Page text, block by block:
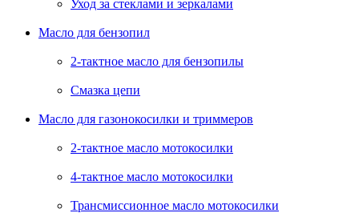
Уход за стеклами и зеркалами
Масло для бензопил
2-тактное масло для бензопилы
Cмазка цепи
Масло для газонокосилки и триммеров
2-тактное масло мотокосилки
4-тактное масло мотокосилки
Трансмиссионное масло мотокосилки